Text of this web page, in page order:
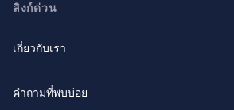
ลิงก์ด่วน
เกี่ยวกับเรา
คำถามที่พบบ่อย